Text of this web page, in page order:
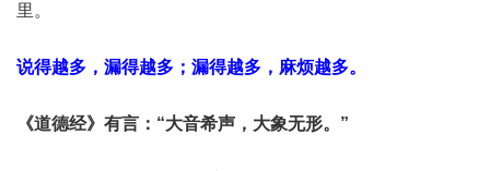
里。
说得越多，漏得越多；漏得越多，麻烦越多。
《道德经》有言：“大音希声，大象无形。”